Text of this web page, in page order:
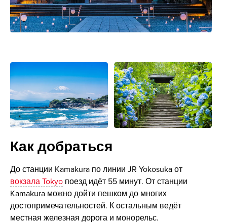
Как добраться
До станции Kamakura по линии JR Yokosuka от
вокзала Tokyoпоезд идёт 55 минут. От станции
Kamakura можно дойти пешком до многих
достопримечательностей. К остальным ведёт
местная железная дорога и монорельс.